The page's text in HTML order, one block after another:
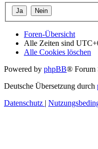
Foren-Übersicht
Alle Zeiten sind
Alle Cookies löschen
Powered by phpBB® Forum
Deutsche Übersetzung durch
Datenschutz |